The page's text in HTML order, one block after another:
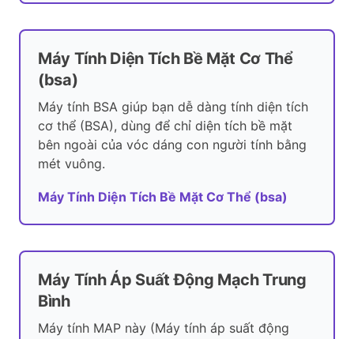
Máy Tính Diện Tích Bề Mặt Cơ Thể
(bsa)
Máy tính BSA giúp bạn dễ dàng tính diện tích
cơ thể (BSA), dùng để chỉ diện tích bề mặt
bên ngoài của vóc dáng con người tính bằng
mét vuông.
Máy Tính Diện Tích Bề Mặt Cơ Thể (bsa)
Máy Tính Áp Suất Động Mạch Trung
Bình
Máy tính MAP này (Máy tính áp suất động